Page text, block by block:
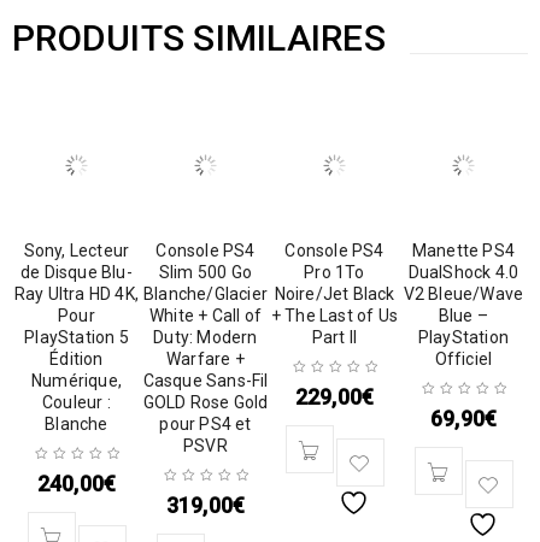
PRODUITS SIMILAIRES
Sony, Lecteur
de Disque Blu-
Ray Ultra HD 4K,
Pour
PlayStation 5
Édition
Numérique,
Couleur :
Blanche
240,00€
Console PS4
Slim 500 Go
Blanche/Glacier
White + Call of
Duty: Modern
Warfare +
Casque Sans-Fil
GOLD Rose Gold
pour PS4 et
PSVR
319,00€
Console PS4
Pro 1To
Noire/Jet Black
+ The Last of Us
Part II
229,00€
Manette PS4
DualShock 4.0
V2 Bleue/Wave
Blue –
PlayStation
Officiel
69,90€